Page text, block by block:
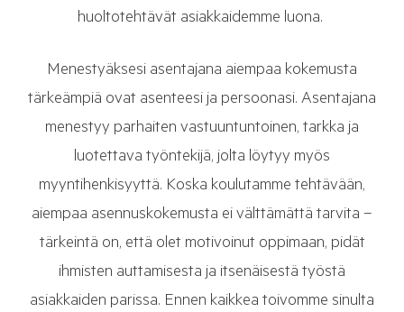
huoltotehtävät asiakkaidemme luona.
Menestyäksesi asentajana aiempaa kokemusta
tärkeämpiä ovat asenteesi ja persoonasi. Asentajana
menestyy parhaiten vastuuntuntoinen, tarkka ja
luotettava työntekijä, jolta löytyy myös
myyntihenkisyyttä. Koska koulutamme tehtävään,
aiempaa asennuskokemusta ei välttämättä tarvita –
tärkeintä on, että olet motivoinut oppimaan, pidät
ihmisten auttamisesta ja itsenäisestä työstä
asiakkaiden parissa. Ennen kaikkea toivomme sinulta